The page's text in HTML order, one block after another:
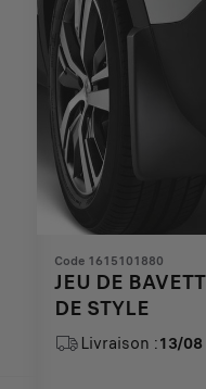
Code 1615101880
JEU DE
DE STYLE
Livraison :13/08